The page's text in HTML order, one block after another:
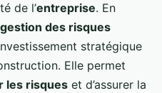
de l’entreprise. En
des risques
stratégique
Elle permet
les risques et d’assurer la